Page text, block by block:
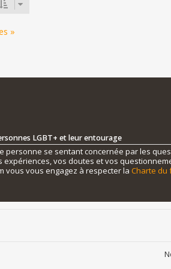
»
LGBT+ et leur entourage
personne se sentant concernée par les
expériences, vos doutes et vos
vous vous engagez à respecter la Charte du